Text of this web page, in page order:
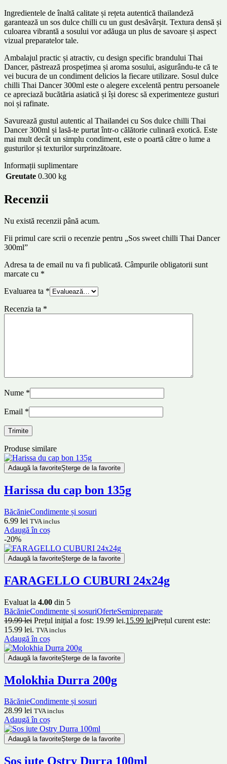
Ingredientele de înaltă calitate și rețeta autentică thailandeză
garantează un sos dulce chilli cu un gust desăvârșit. Textura densă și
culoarea vibrantă a sosului vor adăuga un plus de savoare și aspect
vizual preparatelor tale.
Ambalajul practic și atractiv, cu design specific brandului Thai
Dancer, păstrează prospețimea și aroma sosului, asigurându-te că te
vei bucura de un condiment delicios la fiecare utilizare. Sosul dulce
chilli Thai Dancer 300ml este o alegere excelentă pentru persoanele
ce apreciază bucătăria asiatică și își doresc să experimenteze gusturi
noi și rafinate.
Savurează gustul autentic al Thailandei cu Sos dulce chilli Thai
Dancer 300ml și lasă-te purtat într-o călătorie culinară exotică. Este
mai mult decât un simplu condiment, este o poartă către o lume a
gusturilor și texturilor surprinzătoare.
Informații suplimentare
Greutate 0.300 kg
Recenzii
Nu există recenzii până acum.
Fii primul care scrii o recenzie pentru „Sos sweet chilli Thai Dancer
300ml”
Adresa ta de email nu va fi publicată. Câmpurile obligatorii sunt
marcate cu *
Evaluarea ta *
Recenzia ta *
Nume *
Email *
Produse similare
Adaugă la favoriteȘterge de la favorite
Harissa du cap bon 135g
BăcănieCondimente și sosuri
6.99 lei TVA inclus
Adaugă în coș
-20%
Adaugă la favoriteȘterge de la favorite
FARAGELLO CUBURI 24x24g
Evaluat la 4.00 din 5
BăcănieCondimente și sosuriOferteSemipreparate
19.99lei Prețul inițial a fost: 19.99 lei.15.99 leiPrețul curent este:
15.99 lei. TVA inclus
Adaugă în coș
Adaugă la favoriteȘterge de la favorite
Molokhia Durra 200g
BăcănieCondimente și sosuri
28.99 lei TVA inclus
Adaugă în coș
Adaugă la favoriteȘterge de la favorite
Sos iute Ostry Durra 100ml